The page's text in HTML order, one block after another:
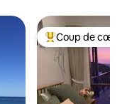
aimésCoup de cœur
Coup de cœur